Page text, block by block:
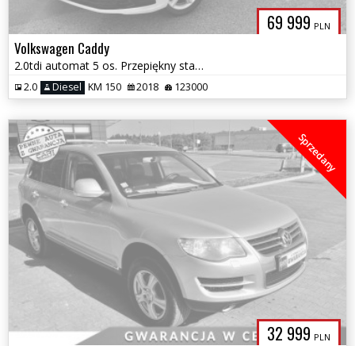
69 999 PLN
Volkswagen Caddy
2.0tdi automat 5 os. Przepiękny stan 123 tys km bezwypadkowy 1wl gwar
2.0 Diesel KM 150 2018 123000
32 999 PLN
Sprzedany